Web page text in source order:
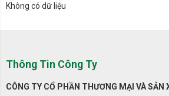
Không có dữ liệu
Thông Tin Công Ty
CÔNG TY CỔ PHẦN THƯƠNG MẠI VÀ SẢN